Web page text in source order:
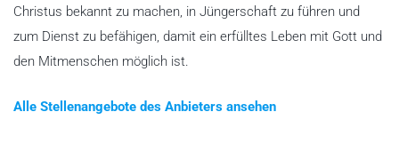
Christus bekannt zu machen, in Jüngerschaft zu führen und
zum Dienst zu befähigen, damit ein erfülltes Leben mit Gott und
den Mitmenschen möglich ist.
Alle Stellenangebote des Anbieters ansehen